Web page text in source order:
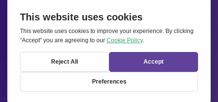
Dona Ora
Newsletter
Rimani aggiornato di tutte le ultime notizie dalla